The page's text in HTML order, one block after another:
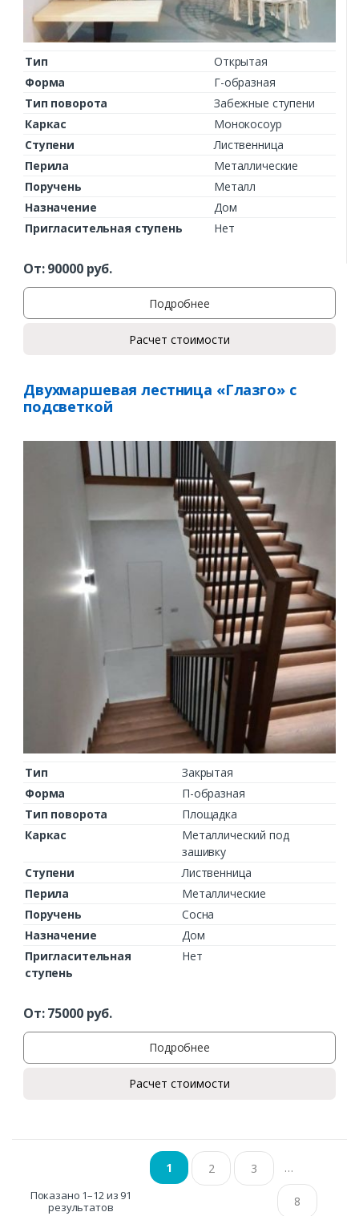
Тип
Открытая
Форма
Г-образная
Тип поворота
Забежные ступени
Каркас
Монокосоур
Ступени
Лиственница
Перила
Металлические
Поручень
Металл
Назначение
Дом
Пригласительная ступень
Нет
От:90000руб.
Подробнее
Расчет стоимости
Двухмаршевая лестница «Глазго» с
подсветкой
Тип
Закрытая
Форма
П-образная
Тип поворота
Площадка
Каркас
Металлический под
зашивку
Ступени
Лиственница
Перила
Металлические
Поручень
Сосна
Назначение
Дом
Пригласительная
ступень
Нет
От:75000руб.
Подробнее
Расчет стоимости
Показано 1–12 из 91
результатов
1 2 3 …
8